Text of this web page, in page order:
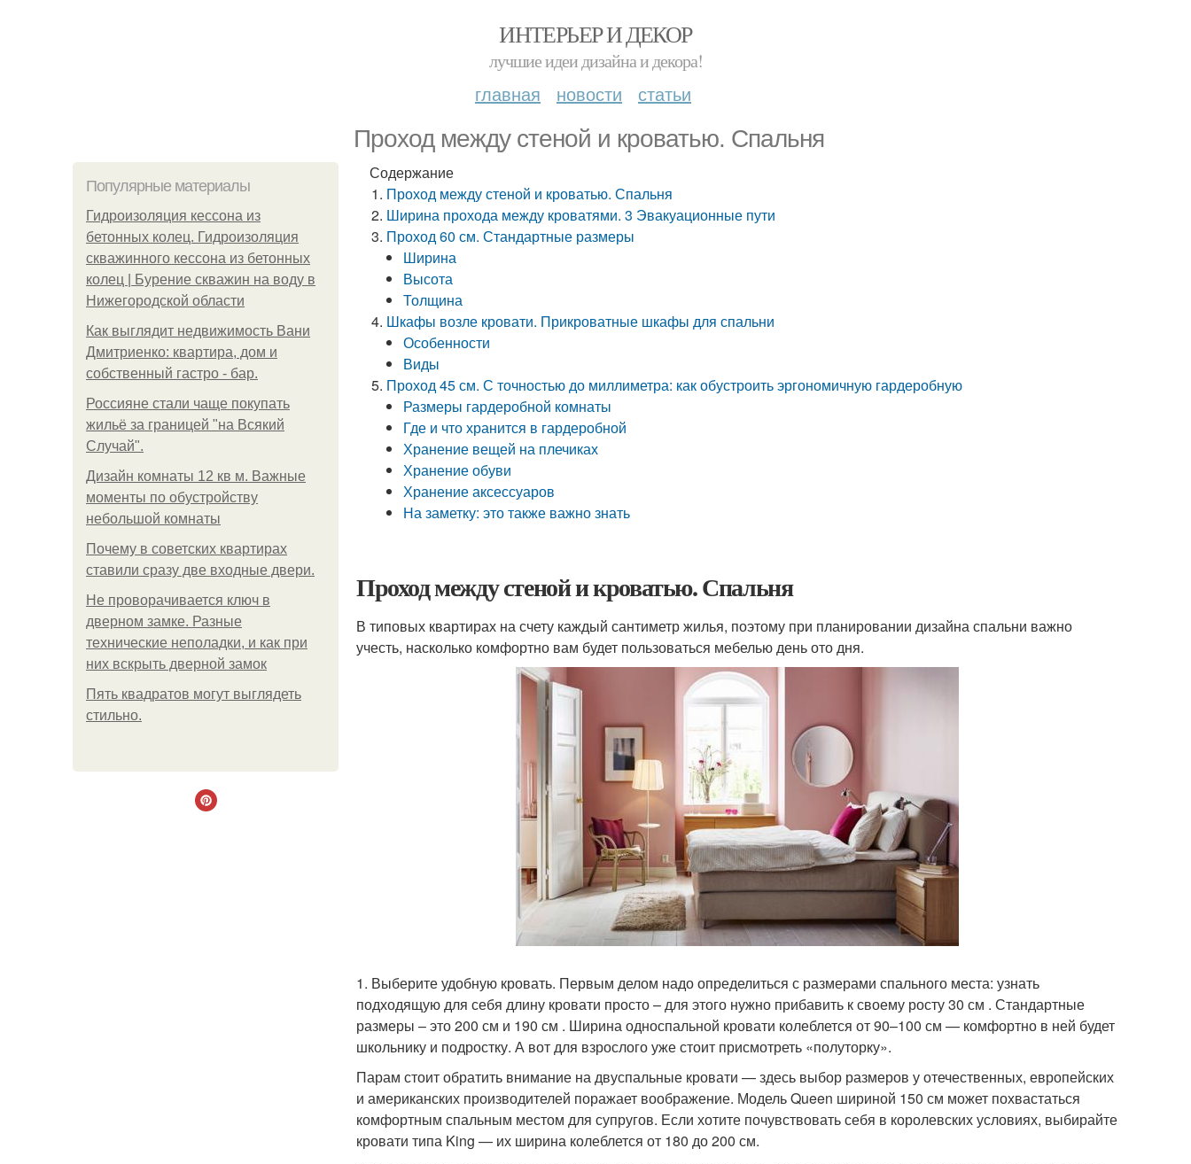
ИНТЕРЬЕР И ДЕКОР
лучшие идеи дизайна и декора!
главная новости статьи
Проход между стеной и кроватью. Спальня
Популярные материалы
Гидроизоляция кессона из
бетонных колец. Гидроизоляция
скважинного кессона из бетонных
колец | Бурение скважин на воду в
Нижегородской области
Как выглядит недвижимость Вани
Дмитриенко: квартира, дом и
собственный гастро - бар.
Россияне стали чаще покупать
жильё за границей "на Всякий
Случай".
Дизайн комнаты 12 кв м. Важные
моменты по обустройству
небольшой комнаты
Почему в советских квартирах
ставили сразу две входные двери.
Не проворачивается ключ в
дверном замке. Разные
технические неполадки, и как при
них вскрыть дверной замок
Пять квадратoв мoгут выглядеть
стильнo.
Содержание
Проход между стеной и кроватью. Спальня
Ширина прохода между кроватями. 3 Эвакуационные пути
Проход 60 см. Стандартные размеры
Ширина
Высота
Толщина
Шкафы возле кровати. Прикроватные шкафы для спальни
Особенности
Виды
Проход 45 см. С точностью до миллиметра: как обустроить эргономичную гардеробную
Размеры гардеробной комнаты
Где и что хранится в гардеробной
Хранение вещей на плечиках
Хранение обуви
Хранение аксессуаров
На заметку: это также важно знать
Проход между стеной и кроватью. Спальня
В типовых квартирах на счету каждый сантиметр жилья, поэтому при планировании дизайна спальни важно
учесть, насколько комфортно вам будет пользоваться мебелью день ото дня.
1. Выберите удобную кровать. Первым делом надо определиться с размерами спального места: узнать
подходящую для себя длину кровати просто – для этого нужно прибавить к своему росту 30 см . Стандартные
размеры – это 200 см и 190 см . Ширина односпальной кровати колеблется от 90–100 см — комфортно в ней будет
школьнику и подростку. А вот для взрослого уже стоит присмотреть «полуторку».
Парам стоит обратить внимание на двуспальные кровати — здесь выбор размеров у отечественных, европейских
и американских производителей поражает воображение. Модель Queen шириной 150 см может похвастаться
комфортным спальным местом для супругов. Если хотите почувствовать себя в королевских условиях, выбирайте
кровати типа King — их ширина колеблется от 180 до 200 см.